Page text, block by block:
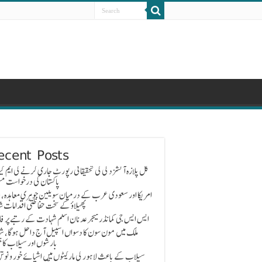
Posts
گل پلازہ آتشزدگی کی تحقیقاتی رپورٹ جاری کرنے کی ایم
پاکستان کی درخواست
امریکا اور سعودی عرب کے درمیان سویلین جوہری
پھیلاؤ کے سخت حفاظتی اقدامات
ایس ایس جی کمانڈر میجر عدنان اسلم شہادت کے رتبے پر
ملک میں مون سون کا دسواں اسپیل آج داخل ہوگا،
بارشوں اور سیلاب
سیلاب کے باعث لاہور کی مارکیٹوں میں اشیائے خور و